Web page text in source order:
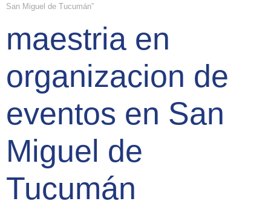
San Miguel de Tucumán”
maestria en
organizacion de
eventos en San
Miguel de
Tucumán